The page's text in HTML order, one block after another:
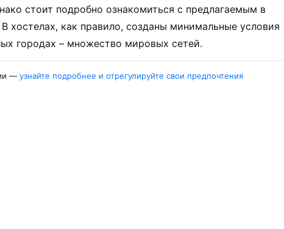
стоит подробно ознакомиться с предлагаемым в
хостелах, как правило, созданы минимальные условия
городах – множество мировых сетей.
а ваш стаж вождения больше года, предъявив
— узнайте подробнее и отрегулируйте свои предпочтения